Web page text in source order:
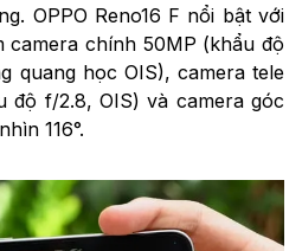
OPPO Reno16 F nổi bật với
camera chính 50MP (khẩu độ
quang học OIS), camera tele
độ f/2.8, OIS) và camera góc
116°.